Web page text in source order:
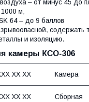
– от минус 45 до
м;
64 – до 9 баллов
содержать
и изоляцию.
камеры КСО-306
ХХ ХХ Камера
ХХ ХХ Сборная